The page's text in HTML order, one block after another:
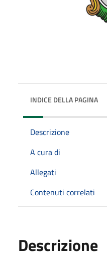
INDICE DELLA PAGINA
Descrizione
A cura di
Allegati
Contenuti correlati
Descrizione